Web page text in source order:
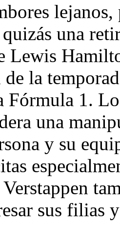
una
Lewis
la
Fórmula 1.
una
y su
sus filias